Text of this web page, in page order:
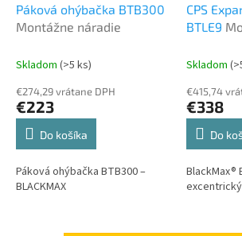
Páková ohýbačka BTB300
Montážne náradie
Skladom (>5 ks)
€274,29 vrátane DPH
€223
Do košíka
Páková ohýbačka BTB300 –
BLACKMAX
CPS
BTLE9
Skladom
€415,74
€338
Do
BlackMax®